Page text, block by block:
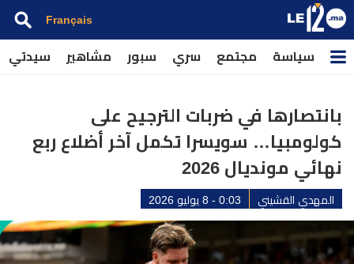
Français
سياسة مجتمع سري سبور مشاهير سيدتي
بانتصارها في ضربات الترجيح على
كولومبيا… سويسرا تكمل آخر أضلاع ربع
نهائي مونديال 2026
المهدي القشيني 0:03 - 8 يوليو 2026